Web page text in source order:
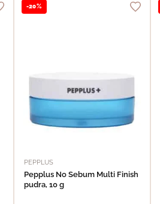
-20%
PEPPLUS
Pepplus No Sebum Multi Finish
pudra, 10 g